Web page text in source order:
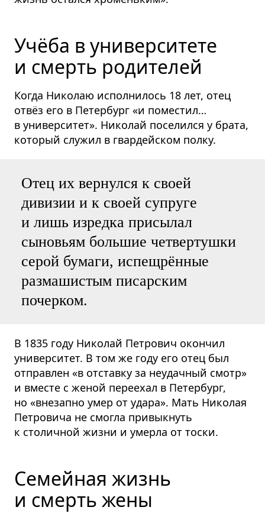
Учёба в университете
и смерть родителей
Когда Николаю исполнилось 18 лет, отец
отвёз его в Петербург «и поместил…
в университет». Николай поселился у брата,
который служил в гвардейском полку.
Отец их вернулся к своей
дивизии и к своей супруге
и лишь изредка присылал
сыновьям большие четвертушки
серой бумаги, испещрённые
размашистым писарским
почерком.
В 1835 году Николай Петрович окончил
университет. В том же году его отец был
отправлен «в отставку за неудачный смотр»
и вместе с женой переехал в Петербург,
но «внезапно умер от удара». Мать Николая
Петровича не смогла привыкнуть
к столичной жизни и умерла от тоски.
Семейная жизнь
и смерть жены